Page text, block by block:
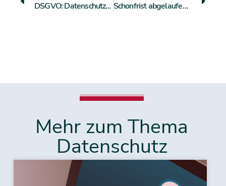
DSGVO: Datenschutz-Folgenabschätzung Schonfrist abgelaufen (Update)
Mehr zum Thema
Datenschutz